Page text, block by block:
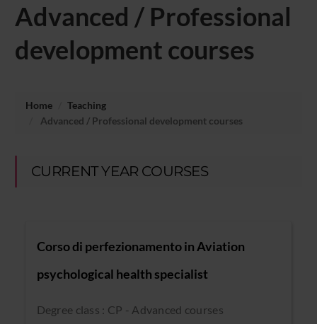
Advanced / Professional
development courses
Home
Teaching
Advanced / Professional development courses
CURRENT YEAR COURSES
Corso di perfezionamento in Aviation
psychological health specialist
Degree class : CP - Advanced courses